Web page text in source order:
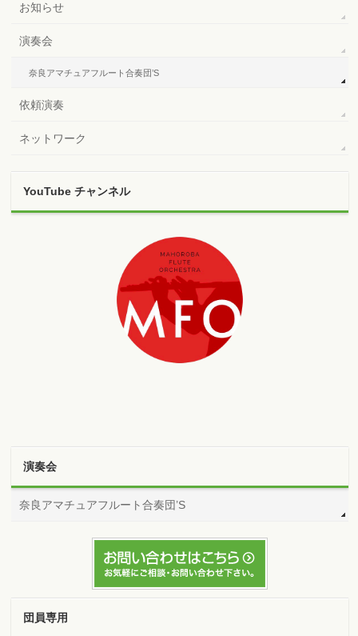
お知らせ
演奏会
奈良アマチュアフルート合奏団’S
依頼演奏
ネットワーク
YouTube チャンネル
演奏会
奈良アマチュアフルート合奏団’S
団員専用